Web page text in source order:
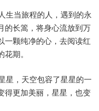
生当旅程的人，遇到的永
的长篙，将身心流放到万
一颗纯净的心，去阅读红
期。
星，天空包容了星星的一
得更加美丽，星星，也变